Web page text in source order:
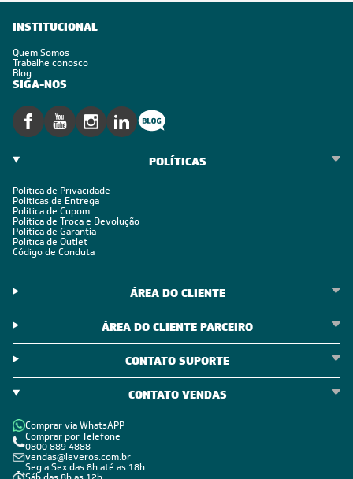
INSTITUCIONAL
Quem Somos
Trabalhe conosco
Blog
SIGA-NOS
POLÍTICAS
Política de Privacidade
Políticas de Entrega
Política de Cupom
Política de Troca e Devolução
Política de Garantia
Política de Outlet
Código de Conduta
ÁREA DO CLIENTE
ÁREA DO CLIENTE PARCEIRO
CONTATO SUPORTE
CONTATO VENDAS
Comprar via WhatsAPP
Comprar por Telefone
0800 889 4888
vendas@leveros.com.br
Seg a Sex das 8h até as 18h